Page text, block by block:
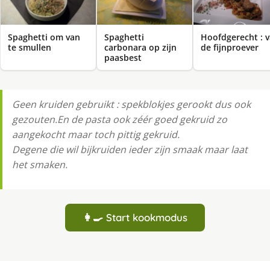
Spaghetti om van
te smullen
Spaghetti
carbonara op zijn
paasbest
Hoofdgerecht :
de fijnproever
Geen kruiden gebruikt : spekblokjes gerookt dus ook
gezouten.En de pasta ook zéér goed gekruid zo
aangekocht maar toch pittig gekruid.
Degene die wil bijkruiden ieder zijn smaak maar laat
het smaken.
👩‍🍳 Start kookmodus